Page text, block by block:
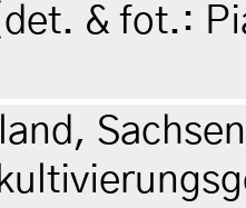
& fot.: